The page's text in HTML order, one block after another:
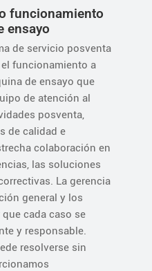
funcionamiento
ensayo
de servicio posventa
funcionamiento a
de ensayo que
de atención al
posventa,
de calidad e
colaboración en
las soluciones
La gerencia
general y los
cada caso se
y responsable.
resolverse sin